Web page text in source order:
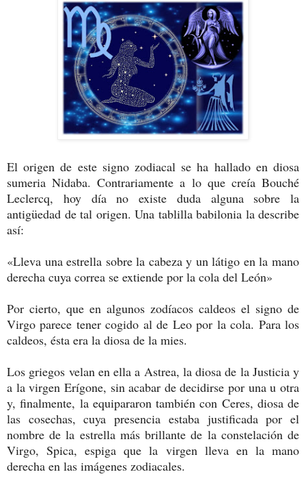
El origen de este signo zodiacal se ha hallado en diosa
sumeria Nidaba. Contrariamente a lo que creía Bouché
Leclercq, hoy día no existe duda alguna sobre la
antigüedad de tal origen. Una tablilla babilonia la describe
así:
«Lleva una estrella sobre la cabeza y un látigo en la mano
derecha cuya correa se extiende por la cola del León»
Por cierto, que en algunos zodíacos caldeos el signo de
Virgo parece tener cogido al de Leo por la cola. Para los
caldeos, ésta era la diosa de la mies.
Los griegos velan en ella a Astrea, la diosa de la Justicia y
a la virgen Erígone, sin acabar de decidirse por una u otra
y, finalmente, la equipararon también con Ceres, diosa de
las cosechas, cuya presencia estaba justificada por el
nombre de la estrella más brillante de la constelación de
Virgo, Spica, espiga que la virgen lleva en la mano
derecha en las imágenes zodiacales.